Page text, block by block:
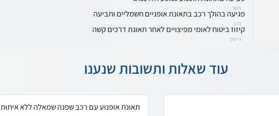
תמר
פגיעה בהולך רכב בתאונת אופניים חשמליים ותביעה
נדב
קיזוז ביטוח לאומי מפיצויים לאחר תאונת דרכים קשה
גיימס
עוד שאלות ותשובות שנענו
תאונת אופנוע עם רכב שפנה שמאלה ללא איתות